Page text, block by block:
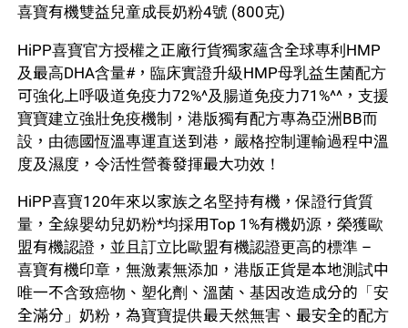
喜寶有機雙益兒童成長奶粉4號 (800克)
HiPP喜寶官方授權之正廠行貨獨家蘊含全球專利HMP
及最高DHA含量#，臨床實證升級HMP母乳益生菌配方
可強化上呼吸道免疫力72%^及腸道免疫力71%^^，支援
寶寶建立強壯免疫機制，港版獨有配方專為亞洲BB而
設，由德國恆溫專運直送到港，嚴格控制運輸過程中溫
度及濕度，令活性營養發揮最大功效！
HiPP喜寶120年來以家族之名堅持有機，保證行貨質
量，全線嬰幼兒奶粉*均採用Top 1%有機奶源，榮獲歐
盟有機認證，並且訂立比歐盟有機認證更高的標準 –
喜寶有機印章，無激素無添加，港版正貨是本地測試中
唯一不含致癌物、塑化劑、溫菌、基因改造成分的「安
全滿分」奶粉，為寶寶提供最天然無害、最安全的配方